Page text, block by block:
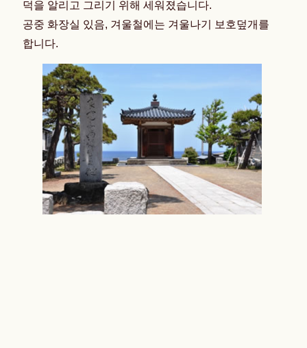
덕을 알리고 그리기 위해 세워졌습니다.
공중 화장실 있음, 겨울철에는 겨울나기 보호덮개를
합니다.